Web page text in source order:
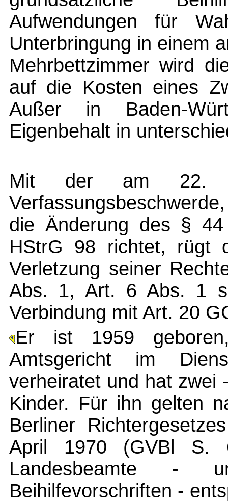
Aufwendungen für
Unterbringung in einem
Mehrbettzimmer wird
auf die Kosten eines
Außer in Baden-
Eigenbehalt in
Mit der am 22.
die Änderung des §
HStrG 98 richtet, rügt
Verletzung seiner
Abs. 1, Art. 6 Abs. 1
Verbindung mit Art. 20
Er ist 1959
Amtsgericht im
verheiratet und hat zwei
Kinder. Für ihn gelten
Berliner
April 1970 (GVBl S.
Landesbeamte -
Beihilfevorschriften -